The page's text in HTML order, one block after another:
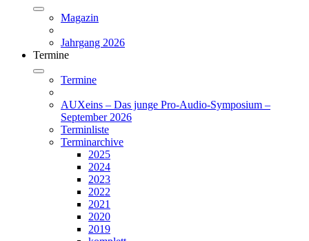
Magazin
Jahrgang 2026
Termine
Termine
AUXeins – Das junge Pro-Audio-Symposium –
September 2026
Terminliste
Terminarchive
2025
2024
2023
2022
2021
2020
2019